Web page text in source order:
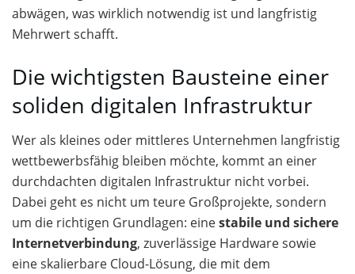
abwägen, was wirklich notwendig ist und langfristig
Mehrwert schafft.
Die wichtigsten Bausteine einer
soliden digitalen Infrastruktur
Wer als kleines oder mittleres Unternehmen langfristig
wettbewerbsfähig bleiben möchte, kommt an einer
durchdachten digitalen Infrastruktur nicht vorbei.
Dabei geht es nicht um teure Großprojekte, sondern
um die richtigen Grundlagen: einestabile und sichere
Internetverbindung, zuverlässige Hardware sowie
eine skalierbare Cloud-Lösung, die mit dem